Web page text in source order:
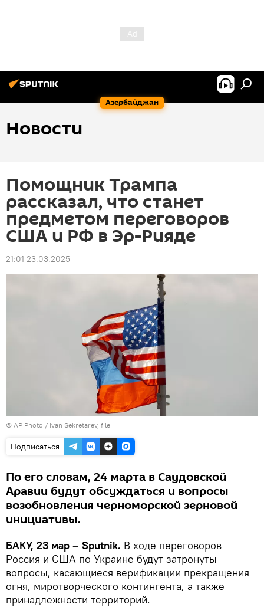
Азербайджан
Новости
Помощник Трампа
рассказал, что станет
предметом переговоров
США и РФ в Эр-Рияде
21:01 23.03.2025
© AP Photo / Ivan Sekretarev, file
Подписаться
По его словам, 24 марта в Саудовской
Аравии будут обсуждаться и вопросы
возобновления черноморской зерновой
инициативы.
БАКУ, 23 мар – Sputnik. В ходе переговоров
Россия и США по Украине будут затронуты
вопросы, касающиеся верификации прекращения
огня, миротворческого контингента, а также
принадлежности территорий.